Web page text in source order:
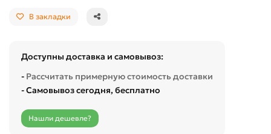
В закладки
Доступны доставка и самовывоз:
- Рассчитать примерную стоимость доставки
- Самовывоз сегодня, бесплатно
Нашли дешевле?